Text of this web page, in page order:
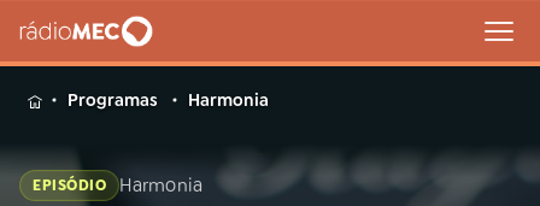
MENUProgramas Harmonia
EPISÓDIO Harmonia